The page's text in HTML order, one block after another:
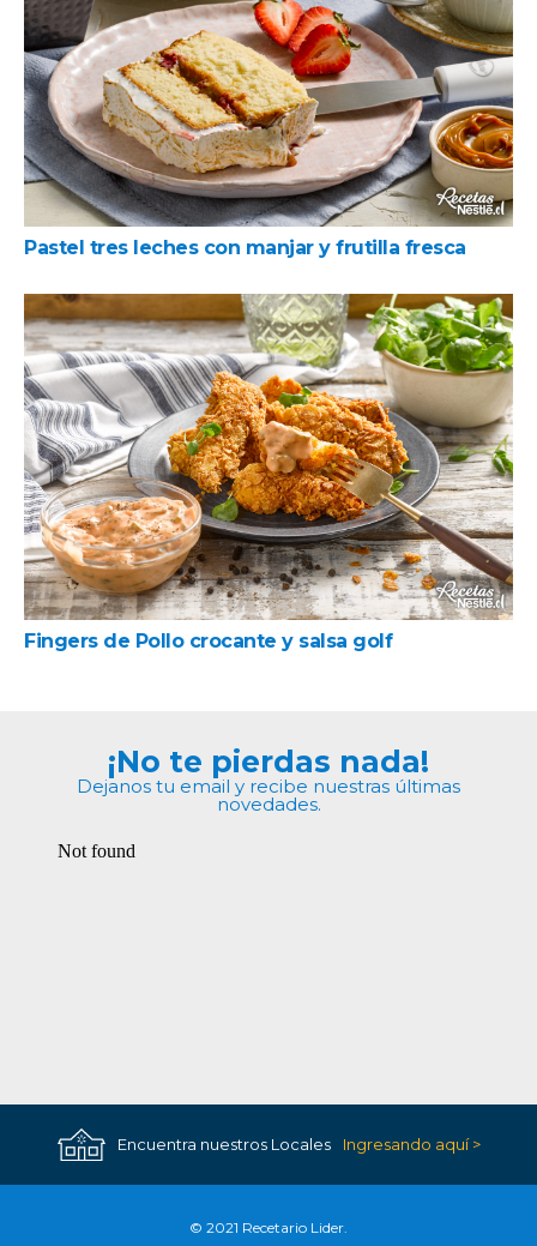
Pastel tres leches con manjar y frutilla fresca
Fingers de Pollo crocante y salsa golf
¡No te pierdas nada!
Dejanos tu email y recibe nuestras últimas
novedades.
Encuentra nuestros Locales Ingresando aquí >
© 2021 Recetario Lider.